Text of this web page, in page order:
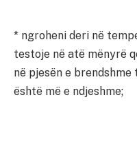
* ngroheni deri në
testoje në atë mënyrë
në pjesën e
është më e ndjeshme;